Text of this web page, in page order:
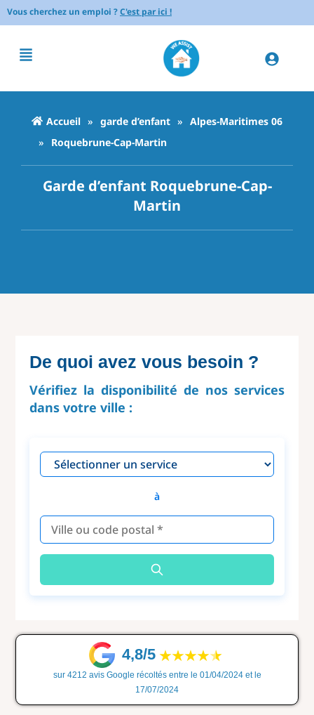
Vous cherchez un emploi ?C'est par ici !
Accueil » garde d’enfant » Alpes-Maritimes 06
»
Roquebrune-Cap-Martin
Garde d’enfant Roquebrune-Cap-
Martin
De quoi avez vous besoin ?
Vérifiez la disponibilité de nos services
dans votre ville :
à
4,8/5
sur 4212 avis Google récoltés entre le 01/04/2024 et le
17/07/2024